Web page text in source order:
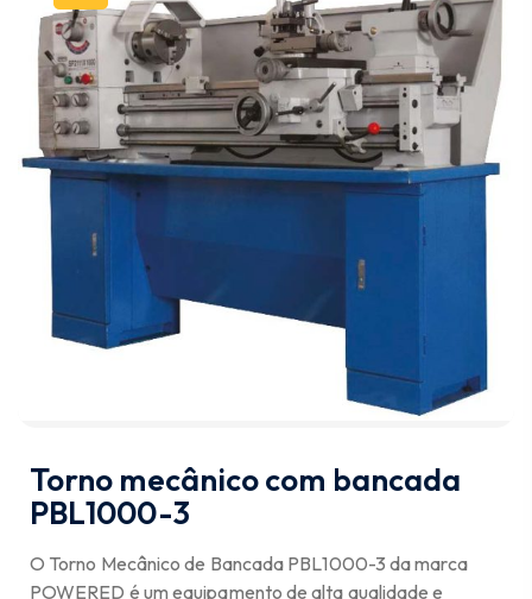
Torno mecânico com bancada
PBL1000-3
O Torno Mecânico de Bancada PBL1000-3 da marca
POWERED é um equipamento de alta qualidade e